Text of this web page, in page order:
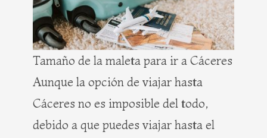
Tamaño de la maleta para ir a Cáceres
Aunque la opción de viajar hasta
Cáceres no es imposible del todo,
debido a que puedes viajar hasta el